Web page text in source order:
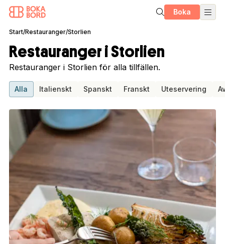
Boka
Start/Restauranger/Storlien
Restauranger i Storlien
Restauranger i Storlien för alla tillfällen.
Alla Italienskt Spanskt Franskt Uteservering